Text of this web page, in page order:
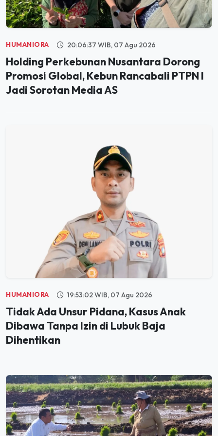
HUMANIORA 20:06:37 WIB, 07 Agu 2026
Holding Perkebunan Nusantara Dorong
Promosi Global, Kebun Rancabali PTPN I
Jadi Sorotan Media AS
HUMANIORA 19:53:02 WIB, 07 Agu 2026
Tidak Ada Unsur Pidana, Kasus Anak
Dibawa Tanpa Izin di Lubuk Baja
Dihentikan